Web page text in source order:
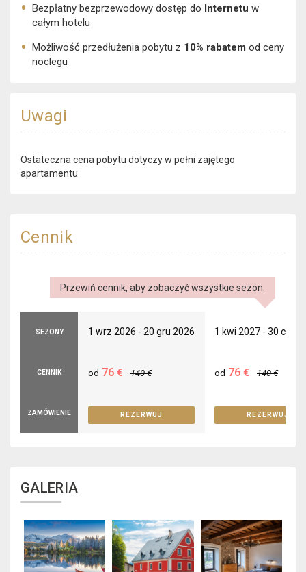
Bezpłatny bezprzewodowy dostęp do Internetu w
całym hotelu
Możliwość przedłużenia pobytu z 10% rabatem od ceny
noclegu
Uwagi
Ostateczna cena pobytu dotyczy w pełni zajętego
apartamentu​
Cennik
Przewiń cennik, aby zobaczyć wszystkie sezon.
SEZONY
CENNIK
ZAMÓWIENIE
1 wrz 2026 - 20 gru 2026
od 76 € 140€
REZERWUJ
1 kwi 2027 - 30 cze
od 76 € 140€
REZERWUJ
GALERIA